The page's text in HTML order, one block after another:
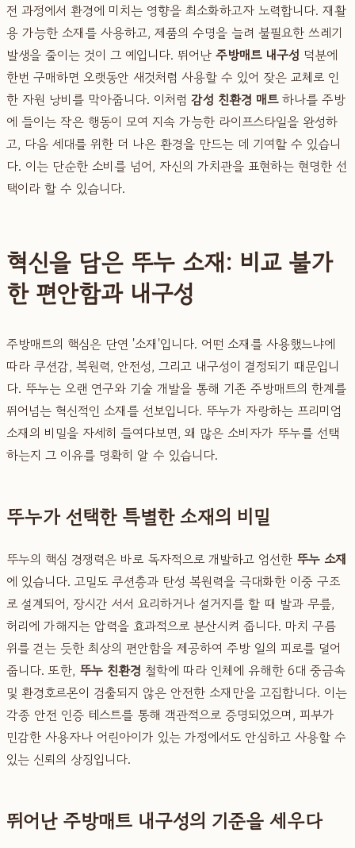
전 과정에서 환경에 미치는 영향을 최소화하고자 노력합니다. 재활
용 가능한 소재를 사용하고, 제품의 수명을 늘려 불필요한 쓰레기
발생을 줄이는 것이 그 예입니다. 뛰어난 주방매트 내구성 덕분에
한번 구매하면 오랫동안 새것처럼 사용할 수 있어 잦은 교체로 인
한 자원 낭비를 막아줍니다. 이처럼 감성 친환경 매트하나를 주방
에 들이는 작은 행동이 모여 지속 가능한 라이프스타일을 완성하
고, 다음 세대를 위한 더 나은 환경을 만드는 데 기여할 수 있습니
다. 이는 단순한 소비를 넘어, 자신의 가치관을 표현하는 현명한 선
택이라 할 수 있습니다.
혁신을 담은 뚜누 소재: 비교 불가
한 편안함과 내구성
주방매트의 핵심은 단연 '소재'입니다. 어떤 소재를 사용했느냐에
따라 쿠션감, 복원력, 안전성, 그리고 내구성이 결정되기 때문입니
다. 뚜누는 오랜 연구와 기술 개발을 통해 기존 주방매트의 한계를
뛰어넘는 혁신적인 소재를 선보입니다. 뚜누가 자랑하는 프리미엄
소재의 비밀을 자세히 들여다보면, 왜 많은 소비자가 뚜누를 선택
하는지 그 이유를 명확히 알 수 있습니다.
뚜누가 선택한 특별한 소재의 비밀
뚜누의 핵심 경쟁력은 바로 독자적으로 개발하고 엄선한 뚜누 소재
에 있습니다. 고밀도 쿠션층과 탄성 복원력을 극대화한 이중 구조
로 설계되어, 장시간 서서 요리하거나 설거지를 할 때 발과 무릎,
허리에 가해지는 압력을 효과적으로 분산시켜 줍니다. 마치 구름
위를 걷는 듯한 최상의 편안함을 제공하여 주방 일의 피로를 덜어
줍니다. 또한, 뚜누 친환경 철학에 따라 인체에 유해한 6대 중금속
및 환경호르몬이 검출되지 않은 안전한 소재만을 고집합니다. 이는
각종 안전 인증 테스트를 통해 객관적으로 증명되었으며, 피부가
민감한 사용자나 어린아이가 있는 가정에서도 안심하고 사용할 수
있는 신뢰의 상징입니다.
뛰어난 주방매트 내구성의 기준을 세우다